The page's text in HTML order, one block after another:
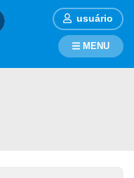
usuário
MENU